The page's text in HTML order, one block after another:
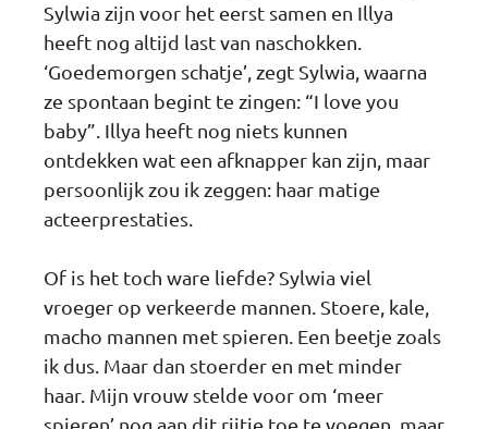
Sylwia zijn voor het eerst samen en Illya
heeft nog altijd last van naschokken.
‘Goedemorgen schatje’, zegt Sylwia, waarna
ze spontaan begint te zingen: “I love you
baby”. Illya heeft nog niets kunnen
ontdekken wat een afknapper kan zijn, maar
persoonlijk zou ik zeggen: haar matige
acteerprestaties.
Of is het toch ware liefde? Sylwia viel
vroeger op verkeerde mannen. Stoere, kale,
macho mannen met spieren. Een beetje zoals
ik dus. Maar dan stoerder en met minder
haar. Mijn vrouw stelde voor om ‘meer
spieren’ nog aan dit rijtje toe te voegen, maar